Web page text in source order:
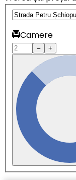
Camere
– +